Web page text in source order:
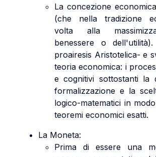
La concezione
(che nella tradizione
volta alla
benessere o
proairesis Aristotelica- e
teoria economica: i
e cognitivi sottostanti la
formalizzazione e la
logico-matematici in
teoremi economici esatti.
La Moneta:
Prima di essere una